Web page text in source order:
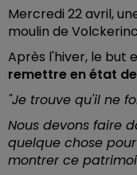
Mercredi 22 avril,
moulin de
Après l'hiver, le but
remettre en état
"Je trouve qu'il ne
Nous devons faire
quelque chose
montrer ce